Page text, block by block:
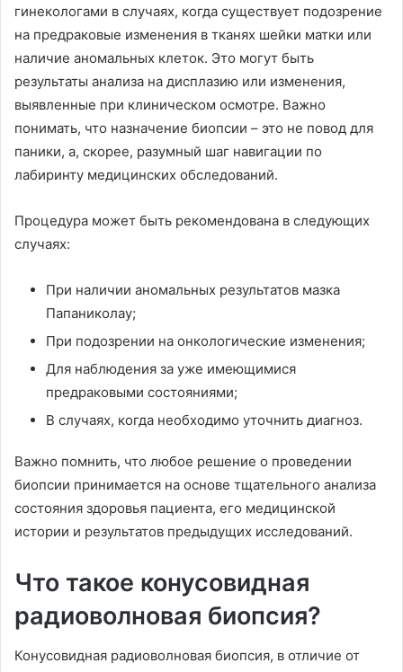
гинекологами в случаях, когда существует подозрение
на предраковые изменения в тканях шейки матки или
наличие аномальных клеток. Это могут быть
результаты анализа на дисплазию или изменения,
выявленные при клиническом осмотре. Важно
понимать, что назначение биопсии – это не повод для
паники, а, скорее, разумный шаг навигации по
лабиринту медицинских обследований.
Процедура может быть рекомендована в следующих
случаях:
При наличии аномальных результатов мазка
Папаниколау;
При подозрении на онкологические изменения;
Для наблюдения за уже имеющимися
предраковыми состояниями;
В случаях, когда необходимо уточнить диагноз.
Важно помнить, что любое решение о проведении
биопсии принимается на основе тщательного анализа
состояния здоровья пациента, его медицинской
истории и результатов предыдущих исследований.
Что такое конусовидная
радиоволновая биопсия?
Конусовидная радиоволновая биопсия, в отличие от